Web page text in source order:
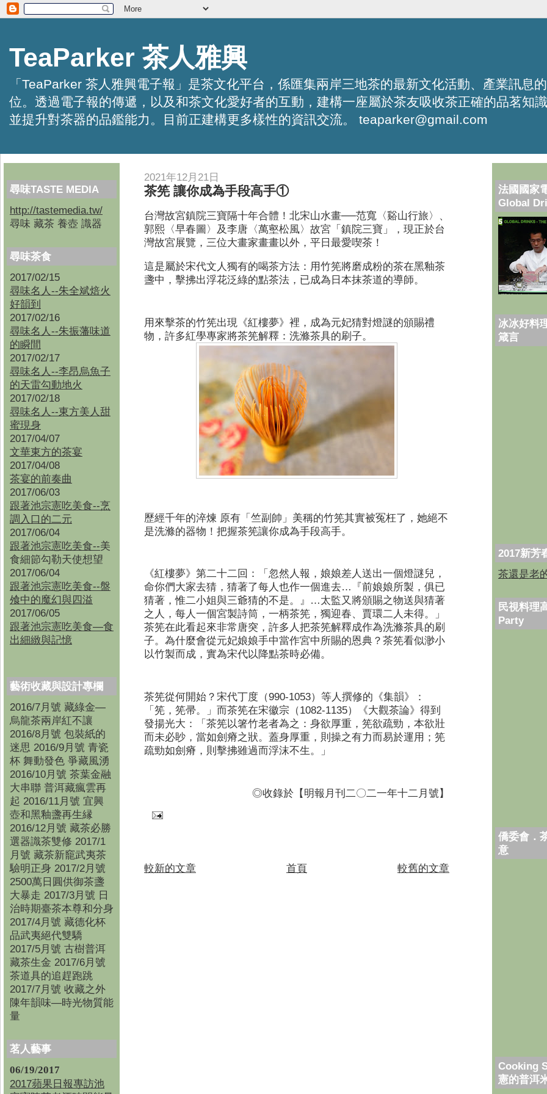
TeaParker 茶人雅興
「TeaParker 茶人雅興電子報」是茶文化平台，係匯集兩岸三地茶的最新文化活動、產業訊息
位。透過電子報的傳遞，以及和茶文化愛好者的互動，建構一座屬於茶友吸收茶正確的品茗知
並提升對茶器的品鑑能力。目前正建構更多樣性的資訊交流。 teaparker@gmail.com
尋味TASTE MEDIA
http://tastemedia.tw/
尋味 藏茶 養壺 識器
尋味茶食
2017/02/15
尋味名人--朱全斌焙火
好韻到
2017/02/16
尋味名人--朱振藩味道
的瞬間
2017/02/17
尋味名人--李昂烏魚子
的天雷勾動地火
2017/02/18
尋味名人--東方美人甜
蜜現身
2017/04/07
文華東方的茶宴
2017/04/08
茶宴的前奏曲
2017/06/03
跟著池宗憲吃美食--烹
調入口的二元
2017/06/04
跟著池宗憲吃美食--美
食細節勾勒天使想望
2017/06/04
跟著池宗憲吃美食--盤
飧中的魔幻與四溢
2017/06/05
跟著池宗憲吃美食—食
出細緻與記憶
藝術收藏與設計專欄
2016/7月號 藏綠金—
烏龍茶兩岸紅不讓
2016/8月號 包裝紙的
迷思 2016/9月號 青瓷
杯 舞動發色 爭藏風湧
2016/10月號 茶葉金融
大串聯 普洱藏瘋雲再
起 2016/11月號 宜興
壺和黑釉盞再生縁
2016/12月號 藏茶必勝
選器識茶雙修 2017/1
月號 藏茶新竉武夷茶
驗明正身 2017/2月號
2500萬日圓供御茶盞
大暴走 2017/3月號 日
治時期臺茶本尊和分身
2017/4月號 藏德化杯
品武夷絕代雙驕
2017/5月號 古樹普洱
藏茶生金 2017/6月號
茶道具的追趕跑跳
2017/7月號 收藏之外
陳年韻味—時光物質能
量
茗人藝事
06/19/2017
2017蘋果日報專訪池
2021年12月21日
茶筅 讓你成為手段高手①
台灣故宮鎮院三寶隔十年合體！北宋山水畫──范寬〈谿山行旅〉、
郭熙〈早春圖〉及李唐〈萬壑松風〉故宮「鎮院三寶」，現正於台
灣故宮展覽，三位大畫家畫畫以外，平日最愛喫茶！
這是屬於宋代文人獨有的喝茶方法：用竹筅將磨成粉的茶在黑釉茶
盞中，擊拂出浮花泛綠的點茶法，已成為日本抹茶道的導師。
用來擊茶的竹筅出現《紅樓夢》裡，成為元妃猜對燈謎的頒賜禮
物，許多紅學專家將茶筅解釋：洗滌茶具的刷子。
歷經千年的淬煉 原有「竺副帥」美稱的竹筅其實被冤枉了，她絕不
是洗滌的器物！把握茶筅讓你成為手段高手。
《紅樓夢》第二十二回：「忽然人報，娘娘差人送出一個燈謎兒，
命你們大家去猜，猜著了每人也作一個進去…『前娘娘所製，俱已
猜著，惟二小姐與三爺猜的不是。』…太監又將頒賜之物送與猜著
之人，每人一個宮製詩筒，一柄茶筅，獨迎春、賈環二人未得。」
茶筅在此看起來非常唐突，許多人把茶筅解釋成作為洗滌茶具的刷
子。為什麼會從元妃娘娘手中當作宮中所賜的恩典？茶筅看似渺小
以竹製而成，實為宋代以降點茶時必備。
茶筅從何開始？宋代丁度（990-1053）等人撰修的《集韻》：
「筅，筅帚。」而茶筅在宋徽宗（1082-1135）《大觀茶論》得到
發揚光大：「茶筅以箸竹老者為之：身欲厚重，筅欲疏勁，本欲壯
而未必眇，當如劍瘠之狀。蓋身厚重，則操之有力而易於運用；筅
疏勁如劍瘠，則擊拂雖過而浮沫不生。」
◎收錄於【明報月刊二〇二一年十二月號】
較新的文章 較舊的文章
首頁
法國國家
Global
冰冰好料
箴言
2017新芳
茶還是老
民視料理
Party
僑委會．
意
Cooking
憲的普洱